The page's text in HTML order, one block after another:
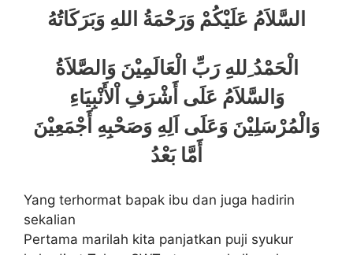
السَّلاَمُ عَلَيْكُمْ وَرَحْمَةُ اللهِ وَبَرَكَاتُهُ
الْحَمْدُ ِللهِ رَبِّ الْعَالَمِيْنَ وَالصَّلاَةُ
وَالسَّلاَمُ عَلَى أَشْرَفِ اْلأَنْبِيَاءِ
وَالْمُرْسَلِيْنَ وَعَلَى اَلِهِ وَصَحْبِهِ أَجْمَعِيْنَ
أَمَّا بَعْدُ
Yang terhormat bapak ibu dan juga hadirin
sekalian
Pertama marilah kita panjatkan puji syukur